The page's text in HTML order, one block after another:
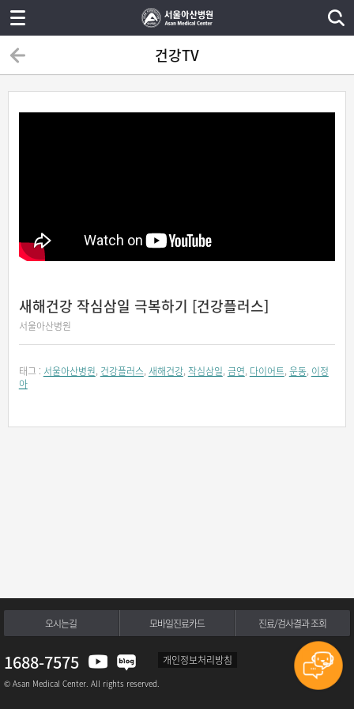
건강TV
새해건강 작심삼일 극복하기 [건강플러스]
서울아산병원
태그 : 서울아산병원, 건강플러스, 새해건강, 작심삼일, 금연, 다이어트, 운동, 이정
아
오시는길 모바일진료카드 진료/검사결과 조회
1688-7575 개인정보처리방침
© Asan Medical Center. All rights reserved.